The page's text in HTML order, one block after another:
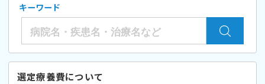
キーワード
選定療養費について